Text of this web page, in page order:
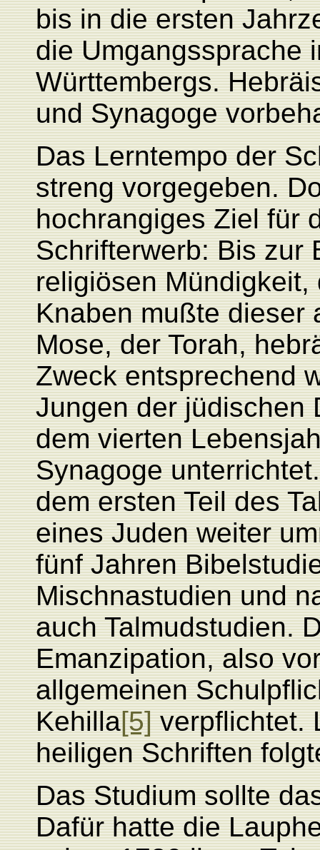
bis in die ersten
die Umgangssprache
Württembergs.
und Synagoge
Das Lerntempo der
streng vorgegeben.
hochrangiges Ziel für
Schrifterwerb: Bis zur
religiösen
Knaben mußte dieser
Mose, der Torah,
Zweck entsprechend
Jungen der jüdischen
dem vierten
Synagoge
dem ersten Teil des
eines Juden weiter
fünf Jahren
Mischnastudien und
auch Talmudstudien.
Emanzipation, also
allgemeinen
Kehilla[5]verpflichtet.
heiligen Schriften
Das Studium sollte
Dafür hatte die